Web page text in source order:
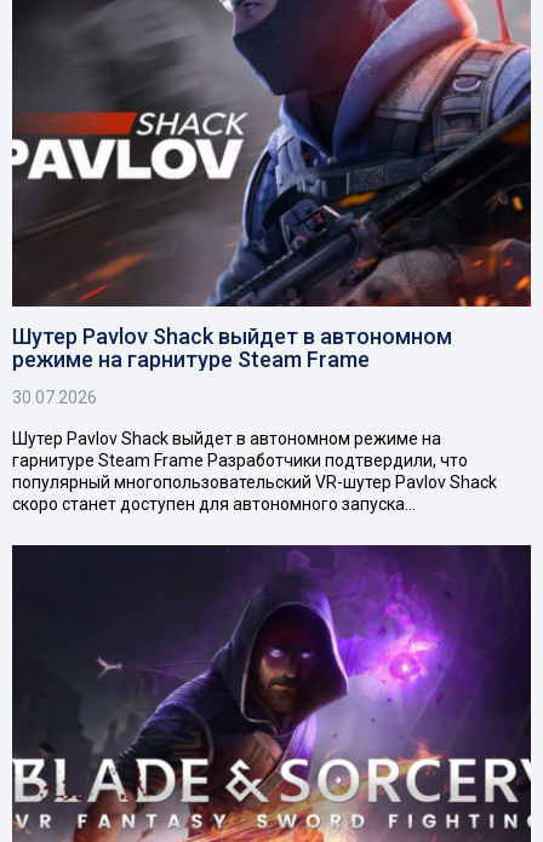
Шутер Pavlov Shack выйдет в автономном
режиме на гарнитуре Steam Frame
30.07.2026
Шутер Pavlov Shack выйдет в автономном режиме на
гарнитуре Steam Frame Разработчики подтвердили, что
популярный многопользовательский VR-шутер Pavlov Shack
скоро станет доступен для автономного запуска…